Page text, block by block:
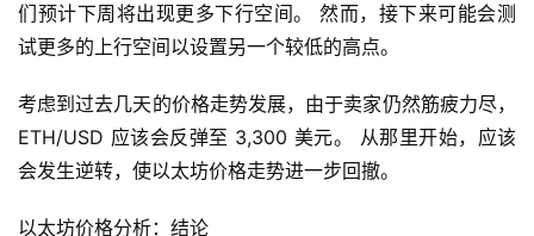
们预计下周将出现更多下行空间。 然而，接下来可能会测
试更多的上行空间以设置另一个较低的高点。
考虑到过去几天的价格走势发展，由于卖家仍然筋疲力尽，
ETH/USD 应该会反弹至 3,300 美元。 从那里开始，应该
会发生逆转，使以太坊价格走势进一步回撤。
以太坊价格分析：结论